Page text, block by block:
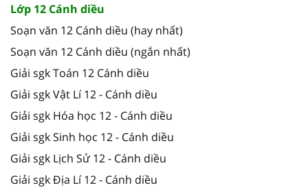
Lớp 12 Cánh diều
Soạn văn 12 Cánh diều (hay nhất)
Soạn văn 12 Cánh diều (ngắn nhất)
Giải sgk Toán 12 Cánh diều
Giải sgk Vật Lí 12 - Cánh diều
Giải sgk Hóa học 12 - Cánh diều
Giải sgk Sinh học 12 - Cánh diều
Giải sgk Lịch Sử 12 - Cánh diều
Giải sgk Địa Lí 12 - Cánh diều